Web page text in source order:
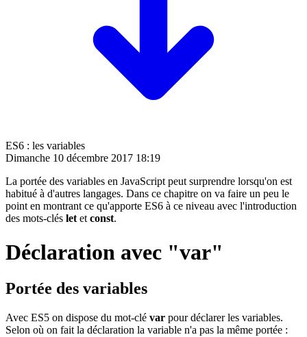
ES6 : les variables
Dimanche 10 décembre 2017 18:19
La portée des variables en JavaScript peut surprendre lorsqu'on est
habitué à d'autres langages. Dans ce chapitre on va faire un peu le
point en montrant ce qu'apporte ES6 à ce niveau avec l'introduction
des mots-clés letetconst.
Déclaration avec "var"
Portée des variables
Avec ES5 on dispose du mot-clé var pour déclarer les variables.
Selon où on fait la déclaration la variable n'a pas la même portée :